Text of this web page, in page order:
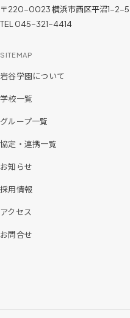
〒220-0023 横浜市西区平沼1-2-5
TEL 045-321-4414
SITEMAP
岩谷学園について
学校一覧
グループ一覧
協定・連携一覧
お知らせ
採用情報
アクセス
お問合せ